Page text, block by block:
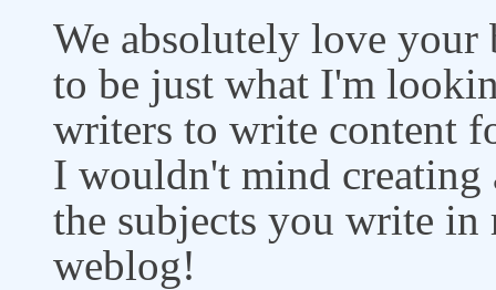
We absolutely love
to be just what I'm
writers to write content
I wouldn't mind creating
the subjects you write in
weblog!